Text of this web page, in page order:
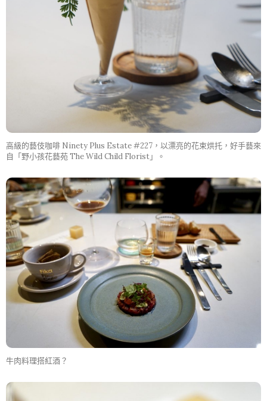
高級的藝伎咖啡 Ninety Plus Estate #227，以漂亮的花束烘托，好手藝來
自「野小孩花藝苑 The Wild Child Florist」。
牛肉料理搭紅酒？